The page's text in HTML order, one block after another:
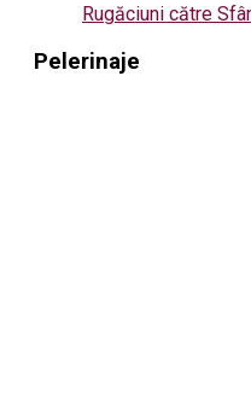
Rugăciuni către
Pelerinaje